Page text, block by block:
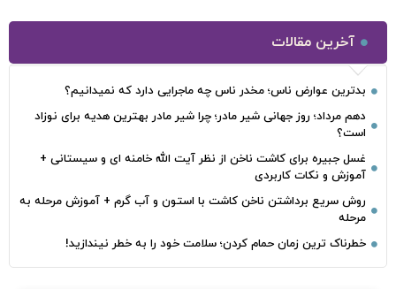
آخرین مقالات
بدترین عوارض ناس؛ مخدر ناس چه ماجرایی دارد که نمیدانیم؟
دهم مرداد؛ روز جهانی شیر مادر؛ چرا شیر مادر بهترین هدیه برای نوزاد
است؟
غسل جبیره برای کاشت ناخن از نظر آیت الله خامنه ای و سیستانی +
آموزش و نکات کاربردی
روش سریع برداشتن ناخن کاشت با استون و آب گرم + آموزش مرحله به
مرحله
خطرناک‌ ترین زمان‌ حمام کردن؛ سلامت خود را به خطر نیندازید!